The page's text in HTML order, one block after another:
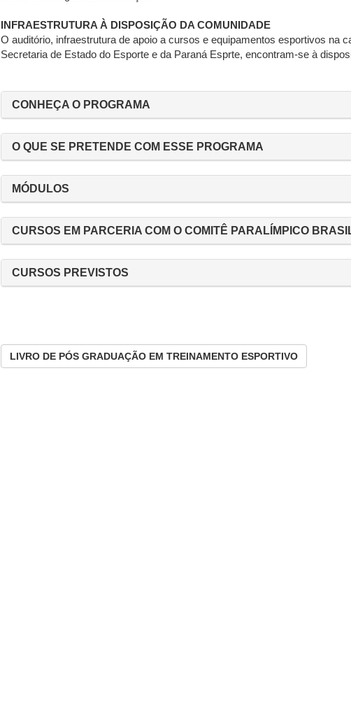
INFRAESTRUTURA À DISPOSIÇÃO DA COMUNIDADE
O auditório, infraestrutura de apoio a cursos e equipamentos esportivos na
Secretaria de Estado do Esporte e da Paraná Esprte, encontram-se à
CONHEÇA O PROGRAMA
O QUE SE PRETENDE COM ESSE PROGRAMA
MÓDULOS
CURSOS EM PARCERIA COM O COMITÊ PARALÍMPICO
CURSOS PREVISTOS
LIVRO DE PÓS GRADUAÇÃO EM TREINAMENTO ESPORTIVO